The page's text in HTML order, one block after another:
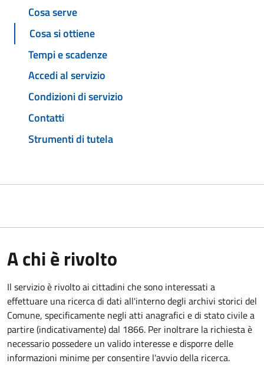
Cosa serve
Cosa si ottiene
Tempi e scadenze
Accedi al servizio
Condizioni di servizio
Contatti
Strumenti di tutela
A chi è rivolto
Il servizio è rivolto ai cittadini che sono interessati a
effettuare una ricerca di dati all'interno degli archivi storici del
Comune, specificamente negli atti anagrafici e di stato civile a
partire (indicativamente) dal 1866. Per inoltrare la richiesta è
necessario possedere un valido interesse e disporre delle
informazioni minime per consentire l'avvio della ricerca.